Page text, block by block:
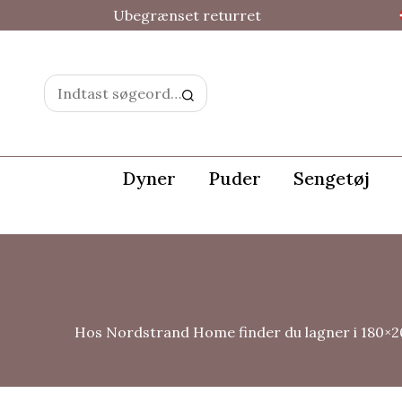
Ubegrænset returret
Dyner Puder Sengetøj
Hos Nordstrand Home finder du lagner i